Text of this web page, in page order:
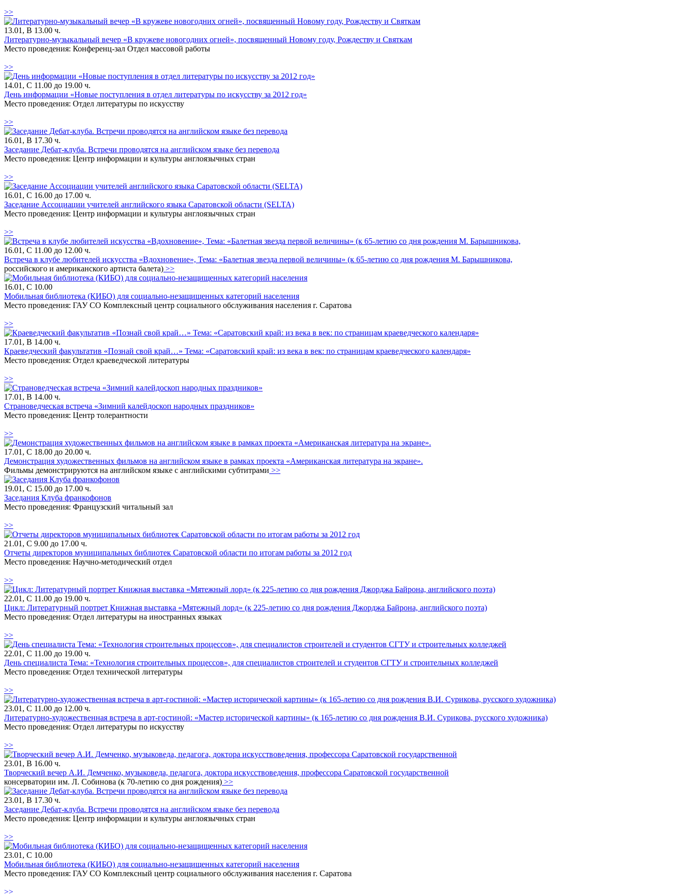
>>
13.01, В 13.00 ч.
Литературно-музыкальный вечер «В кружеве новогодних огней», посвященный Новому году, Рождеству и Cвяткам
Место проведения: Конференц-зал Отдел массовой работы
>>
14.01, С 11.00 до 19.00 ч.
День информации «Новые поступления в отдел литературы по искусству за 2012 год»
Место проведения: Отдел литературы по искусству
>>
16.01, В 17.30 ч.
Заседание Дебат-клуба. Встречи проводятся на английском языке без перевода
Место проведения: Центр информации и культуры англоязычных стран
>>
16.01, С 16.00 до 17.00 ч.
Заседание Ассоциации учителей английского языка Саратовской области (SELTA)
Место проведения: Центр информации и культуры англоязычных стран
>>
16.01, С 11.00 до 12.00 ч.
Встреча в клубе любителей искусства «Вдохновение», Тема: «Балетная звезда первой величины» (к 65-летию со дня рождения М. Барышникова,
российского и американского артиста балета) >>
16.01, С 10.00
Мобильная библиотека (КИБО) для социально-незащищенных категорий населения
Место проведения: ГАУ СО Комплексный центр социального обслуживания населения г. Саратова
>>
17.01, В 14.00 ч.
Краеведческий факультатив «Познай свой край…» Тема: «Саратовский край: из века в век: по страницам краеведческого календаря»
Место проведения: Отдел краеведческой литературы
>>
17.01, В 14.00 ч.
Страноведческая встреча «Зимний калейдоскоп народных праздников»
Место проведения: Центр толерантности
>>
17.01, С 18.00 до 20.00 ч.
Демонстрация художественных фильмов на английском языке в рамках проекта «Американская литература на экране».
Фильмы демонстрируются на английском языке с английскими субтитрами >>
19.01, С 15.00 до 17.00 ч.
Заседания Клуба франкофонов
Место проведения: Французский читальный зал
>>
21.01, С 9.00 до 17.00 ч.
Отчеты директоров муниципальных библиотек Саратовской области по итогам работы за 2012 год
Место проведения: Научно-методический отдел
>>
22.01, С 11.00 до 19.00 ч.
Цикл: Литературный портрет Книжная выставка «Мятежный лорд» (к 225-летию со дня рождения Джорджа Байрона, английского поэта)
Место проведения: Отдел литературы на иностранных языках
>>
22.01, С 11.00 до 19.00 ч.
День специалиста Тема: «Технология строительных процессов», для специалистов строителей и студентов СГТУ и строительных колледжей
Место проведения: Отдел технической литературы
>>
23.01, С 11.00 до 12.00 ч.
Литературно-художественная встреча в арт-гостиной: «Мастер исторической картины» (к 165-летию со дня рождения В.И. Сурикова, русского художника)
Место проведения: Отдел литературы по искусству
>>
23.01, В 16.00 ч.
Творческий вечер А.И. Демченко, музыковеда, педагога, доктора искусствоведения, профессора Саратовской государственной
консерватории им. Л. Собинова (к 70-летию со дня рождения) >>
23.01, В 17.30 ч.
Заседание Дебат-клуба. Встречи проводятся на английском языке без перевода
Место проведения: Центр информации и культуры англоязычных стран
>>
23.01, С 10.00
Мобильная библиотека (КИБО) для социально-незащищенных категорий населения
Место проведения: ГАУ СО Комплексный центр социального обслуживания населения г. Саратова
>>